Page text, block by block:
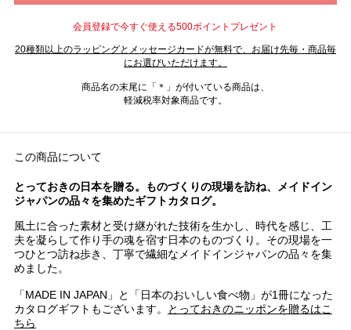
会員登録で今すぐ使える500ポイントプレゼント
20種類以上のラッピングとメッセージカードが無料で、お届け先毎・商品毎
にお選びいただけます。
商品名の末尾に「＊」が付いている商品は、
軽減税率対象商品です。
この商品について
とっておきの日本を贈る。ものづくりの現場を訪ね、メイドイン
ジャパンの品々を集めたギフトカタログ。
風土に合った素材と受け継がれた技術を生かし、時代を感じ、工
夫を凝らして作り手の魂を宿す日本のものづくり。その現場を一
つひとつ訪ね歩き、丁寧で繊細なメイドインジャパンの品々を集
めました。
「MADE IN JAPAN」と「日本のおいしい食べ物」が1冊になった
カタログギフトもございます。
とっておきのニッポンを贈るはこ
ちら